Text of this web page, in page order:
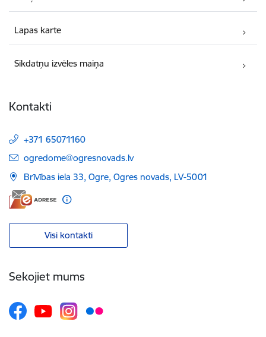
Lapas karte
Sīkdatņu izvēles maiņa
Kontakti
+371 65071160
E-pasts:
ogredome@ogresnovads.lv
Brīvības iela 33, Ogre, Ogres novads, LV-5001
Visi kontakti
Sekojiet mums